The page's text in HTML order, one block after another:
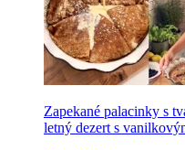
Zapekané palacinky s
letný dezert s